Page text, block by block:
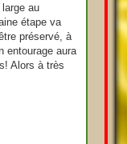
au
étape va
préservé, à
entourage aura
Alors à très